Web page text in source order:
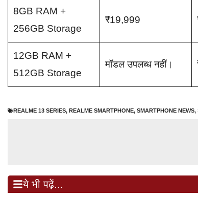
8GB RAM +
256GB Storage
₹19,999
12GB RAM +
512GB Storage
मॉडल उपलब्ध नहीं।
REALME 13 SERIES, REALME SMARTPHONE, SMARTPHONE NEWS,
ये भी पढ़ें...